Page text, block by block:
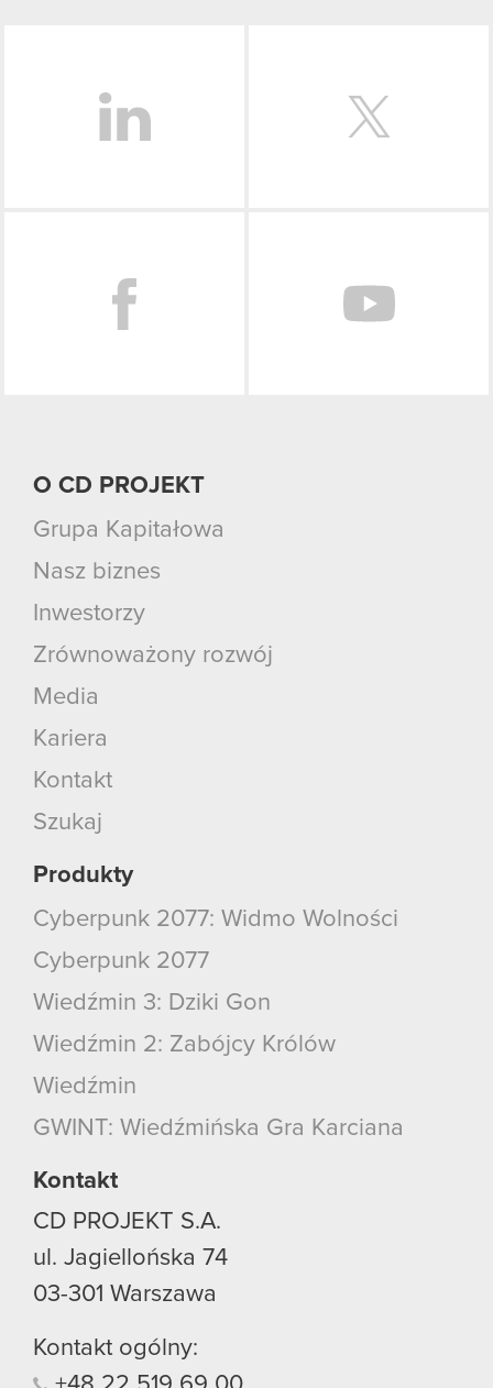
O CD PROJEKT
Grupa Kapitałowa
Nasz biznes
Inwestorzy
Zrównoważony rozwój
Media
Kariera
Kontakt
Szukaj
Produkty
Cyberpunk 2077: Widmo Wolności
Cyberpunk 2077
Wiedźmin 3: Dziki Gon
Wiedźmin 2: Zabójcy Królów
Wiedźmin
GWINT: Wiedźmińska Gra Karciana
Kontakt
CD PROJEKT S.A.
ul. Jagiellońska 74
03-301 Warszawa
Kontakt ogólny: